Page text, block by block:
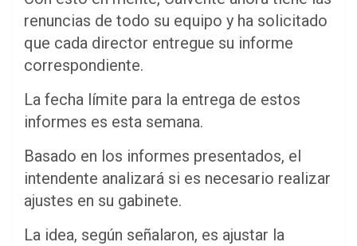
renuncias de todo su equipo y ha solicitado
que cada director entregue su informe
correspondiente.
La fecha límite para la entrega de estos
informes es esta semana.
Basado en los informes presentados, el
intendente analizará si es necesario realizar
ajustes en su gabinete.
La idea, según señalaron, es ajustar la